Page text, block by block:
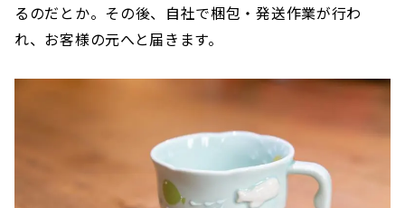
るのだとか。その後、自社で梱包・発送作業が行わ
れ、お客様の元へと届きます。